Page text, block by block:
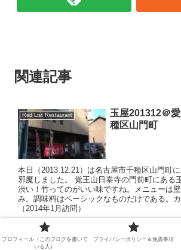
関連記事
Red List Restaurant
玉屋201312＠
種区山門町
本日（2013.12.21）は名古屋市千種区山門町
邪魔しました。 覚王山日泰寺の門前町にある
渋い！竹ってのがいい味ですね。メニューは
み。調味料はベーシックなものだけである。
（2014年1月訪問）
Red List Restaurant 晴快荘名古屋本
プロフィール（このブログを書いて
いる人）
プライバシーポリシー＆免責事項